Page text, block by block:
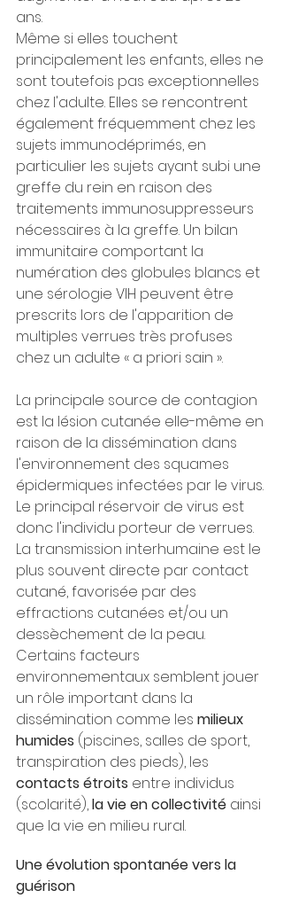
ans.
Même si elles touchent
principalement les enfants, elles ne
sont toutefois pas exceptionnelles
chez l'adulte. Elles se rencontrent
également fréquemment chez les
sujets immunodéprimés, en
particulier les sujets ayant subi une
greffe du rein en raison des
traitements immunosuppresseurs
nécessaires à la greffe. Un bilan
immunitaire comportant la
numération des globules blancs et
une sérologie VIH peuvent être
prescrits lors de l'apparition de
multiples verrues très profuses
chez un adulte « a priori sain ».
La principale source de contagion
est la lésion cutanée elle-même en
raison de la dissémination dans
l'environnement des squames
épidermiques infectées par le virus.
Le principal réservoir de virus est
donc l'individu porteur de verrues.
La transmission interhumaine est le
plus souvent directe par contact
cutané, favorisée par des
effractions cutanées et/ou un
dessèchement de la peau.
Certains facteurs
environnementaux semblent jouer
un rôle important dans la
dissémination comme les milieux
humides (piscines, salles de sport,
transpiration des pieds), les
contacts étroits entre individus
(scolarité), la vie en collectivité ainsi
que la vie en milieu rural.
Une évolution spontanée vers la
guérison